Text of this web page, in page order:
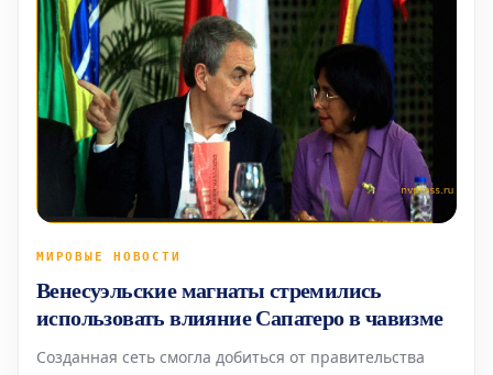
МИРОВЫЕ НОВОСТИ
Венесуэльские магнаты стремились
использовать влияние Сапатеро в чавизме
Созданная сеть смогла добиться от правительства